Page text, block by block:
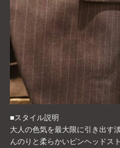
■スタイル説明
大人の色気を最大限に引き出す
んのりと柔らかいピンヘッドス